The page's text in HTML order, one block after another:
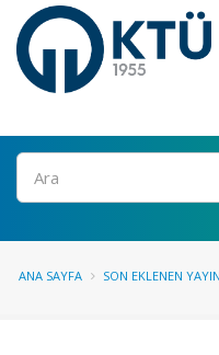
Ara
ANA SAYFA SON EKLENEN